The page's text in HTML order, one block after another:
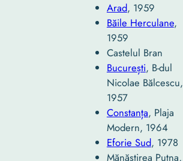
Arad, 1959
Băile Herculane,
1959
Castelul Bran
București, B-dul
Nicolae Bălcescu,
1957
Constanța, Plaja
Modern, 1964
Eforie Sud, 1978
Mănăstirea Putna,